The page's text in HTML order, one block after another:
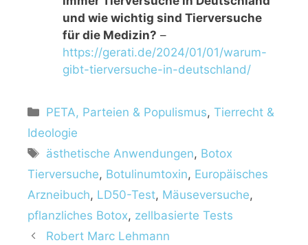
und wie wichtig sind Tierversuche
für die Medizin? –
https://gerati.de/2024/01/01/warum-
gibt-tierversuche-in-deutschland/
K
a
e
g
o
r
i
PETA, Parteien & Populismus,Tierrecht &
Ideologie
S
c
l
a
g
ästhetische Anwendungen, Botox
Tierversuche, Botulinumtoxin, Europäisches
Arzneibuch, LD50-Test, Mäuseversuche,
pflanzliches Botox, zellbasierte Tests
Robert Marc Lehmann